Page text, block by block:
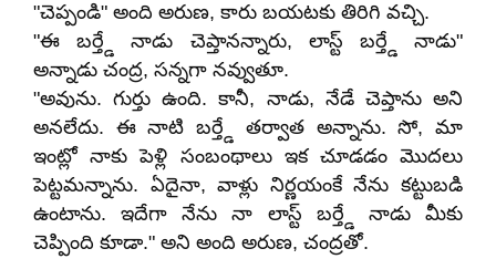
"చెప్పండి" అంది అరుణ, కారు బయటకు తిరిగి వచ్చి.
"ఈ బర్త్డే నాడు చెప్తానన్నారు, లాస్ట్ బర్త్డే నాడు"
అన్నాడు చంద్ర, సన్నగా నవ్వుతూ.
"అవును. గుర్తు ఉంది. కానీ, నాడు, నేడే చెప్తాను అని
అనలేదు. ఈ నాటి బర్త్డే తర్వాత అన్నాను. సో, మా
ఇంట్లో నాకు పెళ్లి సంబంథాలు ఇక చూడడం మొదలు
పెట్టమన్నాను. ఏదైనా, వాళ్లు నిర్ణయంకే నేను కట్టుబడి
ఉంటాను. ఇదేగా నేను నా లాస్ట్ బర్త్డే నాడు మీకు
చెప్పింది కూడా." అని అంది అరుణ, చంద్రతో.